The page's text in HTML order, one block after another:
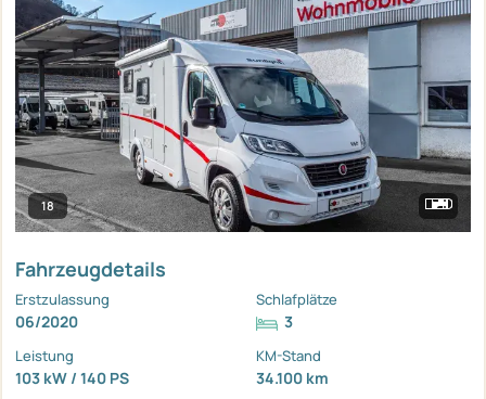
18
Fahrzeugdetails
Erstzulassung
06/2020
Schlafplätze
3
Leistung
103 kW / 140 PS
KM-Stand
34.100 km